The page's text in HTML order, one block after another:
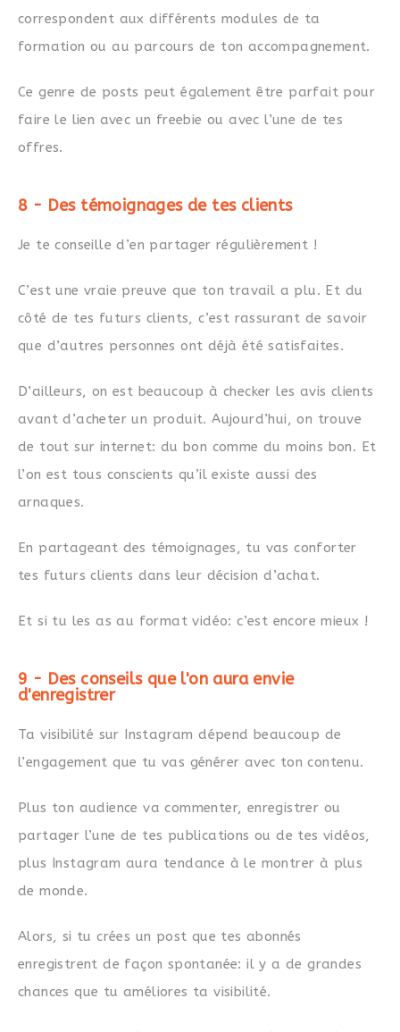
correspondent aux différents modules de ta
formation ou au parcours de ton accompagnement.
Ce genre de posts peut également être parfait pour
faire le lien avec un freebie ou avec l’une de tes
offres.
8 - Des témoignages de tes clients
Je te conseille d’en partager régulièrement !
C’est une vraie preuve que ton travail a plu. Et du
côté de tes futurs clients, c’est rassurant de savoir
que d’autres personnes ont déjà été satisfaites.
D’ailleurs, on est beaucoup à checker les avis clients
avant d’acheter un produit. Aujourd’hui, on trouve
de tout sur internet: du bon comme du moins bon. Et
l’on est tous conscients qu’il existe aussi des
arnaques.
En partageant des témoignages, tu vas conforter
tes futurs clients dans leur décision d’achat.
Et si tu les as au format vidéo: c’est encore mieux !
9 - Des conseils que l'on aura envie
d'enregistrer
Ta visibilité sur Instagram dépend beaucoup de
l’engagement que tu vas générer avec ton contenu.
Plus ton audience va commenter, enregistrer ou
partager l’une de tes publications ou de tes vidéos,
plus Instagram aura tendance à le montrer à plus
de monde.
Alors, si tu crées un post que tes abonnés
enregistrent de façon spontanée: il y a de grandes
chances que tu améliores ta visibilité.